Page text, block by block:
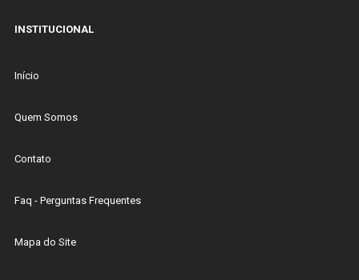
INSTITUCIONAL
Início
Quem Somos
Contato
Faq - Perguntas Frequentes
Mapa do Site